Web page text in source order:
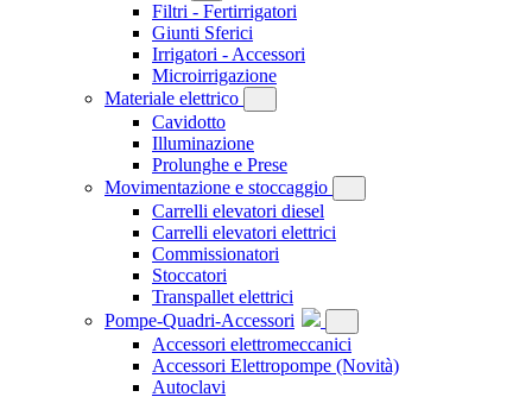
Filtri - Fertirrigatori
Giunti Sferici
Irrigatori - Accessori
Microirrigazione
Materiale elettrico
Cavidotto
Illuminazione
Prolunghe e Prese
Movimentazione e stoccaggio
Carrelli elevatori diesel
Carrelli elevatori elettrici
Commissionatori
Stoccatori
Transpallet elettrici
Pompe-Quadri-Accessori
Accessori elettromeccanici
Accessori Elettropompe (Novità)
Autoclavi